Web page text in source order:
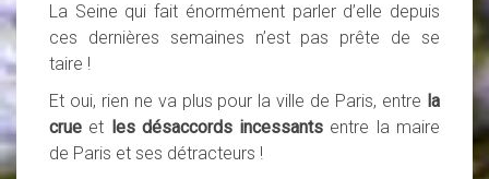
La Seine qui fait énormément parler d’elle depuis
ces dernières semaines n’est pas prête de se
taire !
Et oui, rien ne va plus pour la ville de Paris, entre la
crue et les désaccords incessants entre la maire
de Paris et ses détracteurs !